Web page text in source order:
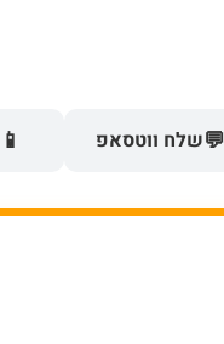
💬שלח ווטסאפ 📱